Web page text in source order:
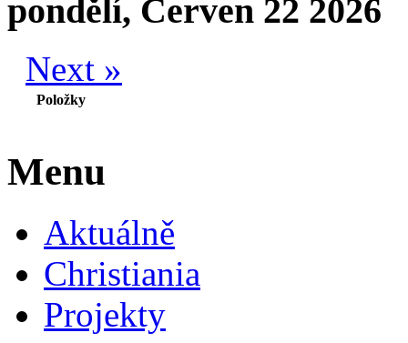
pondělí, Červen 22 2026
Next »
Položky
Menu
Aktuálně
Christiania
Projekty